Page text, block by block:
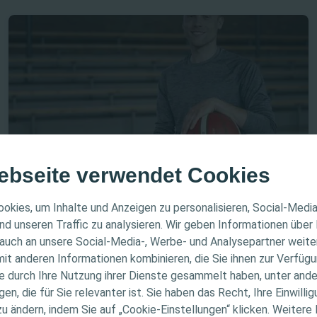
verwendet Cookies
um Inhalte und Anzeigen zu personalisieren, Social-
unseren Traffic zu analysieren. Wir geben Informationen über
an unsere Social-Media-, Werbe- und Analysepartner
anderen Informationen kombinieren, die Sie ihnen zur
durch Ihre Nutzung ihrer Dienste gesammelt haben, unter
die für Sie relevanter ist. Sie haben das Recht, Ihre
ändern, indem Sie auf „Cookie-Einstellungen“ klicken.
HINWEIS
sich nur an medizinische Fachpersonen. Der
und Fortbildungszwecke bestimmt.
medizinischen Rat. Die Verantwortung für die
liegt bei den medizinischen Fachpersonen.
Blasenmanagement E-Learning
Harnwegsinfektionen
Dieses Modul bietet Informationen rund um die
Erkennung und Behandlung von
Harnwegsinfektionen. Sie lernen unter anderem über
Ursachen und Diagnosen, "gute" und "schlechte"
Bakterien und erhalten eine Einführung in das HWI-
Risikofaktorenmodell.